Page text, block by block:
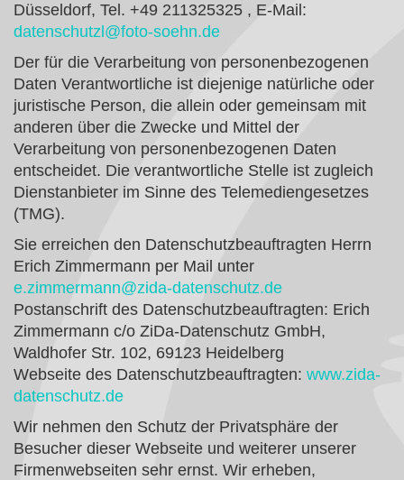
Düsseldorf, Tel. +49 211325325 , E-Mail:
datenschutzl@foto-soehn.de
Der für die Verarbeitung von personenbezogenen
Daten Verantwortliche ist diejenige natürliche oder
juristische Person, die allein oder gemeinsam mit
anderen über die Zwecke und Mittel der
Verarbeitung von personenbezogenen Daten
entscheidet. Die verantwortliche Stelle ist zugleich
Dienstanbieter im Sinne des Telemediengesetzes
(TMG).
Sie erreichen den Datenschutzbeauftragten Herrn
Erich Zimmermann per Mail unter
e.zimmermann@zida-datenschutz.de
Postanschrift des Datenschutzbeauftragten: Erich
Zimmermann c/o ZiDa-Datenschutz GmbH,
Waldhofer Str. 102, 69123 Heidelberg
Webseite des Datenschutzbeauftragten: www.zida-
datenschutz.de
Wir nehmen den Schutz der Privatsphäre der
Besucher dieser Webseite und weiterer unserer
Firmenwebseiten sehr ernst. Wir erheben,